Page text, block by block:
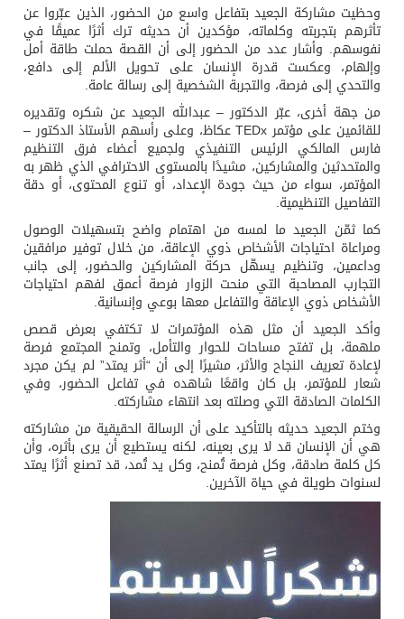
وحظيت مشاركة الجعيد بتفاعل واسع من الحضور، الذين عبّروا عن
تأثرهم بتجربته وكلماته، مؤكدين أن حديثه ترك أثرًا عميقًا في
نفوسهم. وأشار عدد من الحضور إلى أن القصة حملت طاقة أمل
وإلهام، وعكست قدرة الإنسان على تحويل الألم إلى دافع،
والتحدي إلى فرصة، والتجربة الشخصية إلى رسالة عامة.
من جهة أخرى، عبّر الدكتور – عبدالله الجعيد عن شكره وتقديره
للقائمين على مؤتمر TEDx عكاظ، وعلى رأسهم الأستاذ الدكتور –
فارس المالكي الرئيس التنفيذي ولجميع أعضاء فرق التنظيم
والمتحدثين والمشاركين، مشيدًا بالمستوى الاحترافي الذي ظهر به
المؤتمر، سواء من حيث جودة الإعداد، أو تنوع المحتوى، أو دقة
التفاصيل التنظيمية.
كما ثمّن الجعيد ما لمسه من اهتمام واضح بتسهيلات الوصول
ومراعاة احتياجات الأشخاص ذوي الإعاقة، من خلال توفير مرافقين
وداعمين، وتنظيم يسهّل حركة المشاركين والحضور، إلى جانب
التجارب المصاحبة التي منحت الزوار فرصة أعمق لفهم احتياجات
الأشخاص ذوي الإعاقة والتفاعل معها بوعي وإنسانية.
وأكد الجعيد أن مثل هذه المؤتمرات لا تكتفي بعرض قصص
ملهمة، بل تفتح مساحات للحوار والتأمل، وتمنح المجتمع فرصة
لإعادة تعريف النجاح والأثر، مشيرًا إلى أن “أثر يمتد” لم يكن مجرد
شعار للمؤتمر، بل كان واقعًا شاهده في تفاعل الحضور، وفي
الكلمات الصادقة التي وصلته بعد انتهاء مشاركته.
وختم الجعيد حديثه بالتأكيد على أن الرسالة الحقيقية من مشاركته
هي أن الإنسان قد لا يرى بعينه، لكنه يستطيع أن يرى بأثره، وأن
كل كلمة صادقة، وكل فرصة تُمنح، وكل يد تُمد، قد تصنع أثرًا يمتد
لسنوات طويلة في حياة الآخرين.